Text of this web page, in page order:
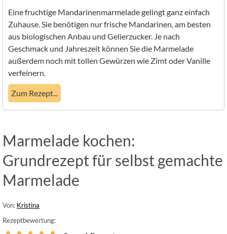
Eine fruchtige Mandarinenmarmelade gelingt ganz einfach
Zuhause. Sie benötigen nur frische Mandarinen, am besten
aus biologischen Anbau und Gelierzucker. Je nach
Geschmack und Jahreszeit können Sie die Marmelade
außerdem noch mit tollen Gewürzen wie Zimt oder Vanille
verfeinern.
Zum Rezept...
Marmelade kochen:
Grundrezept für selbst gemachte
Marmelade
Von: Kristina
Rezeptbewertung: